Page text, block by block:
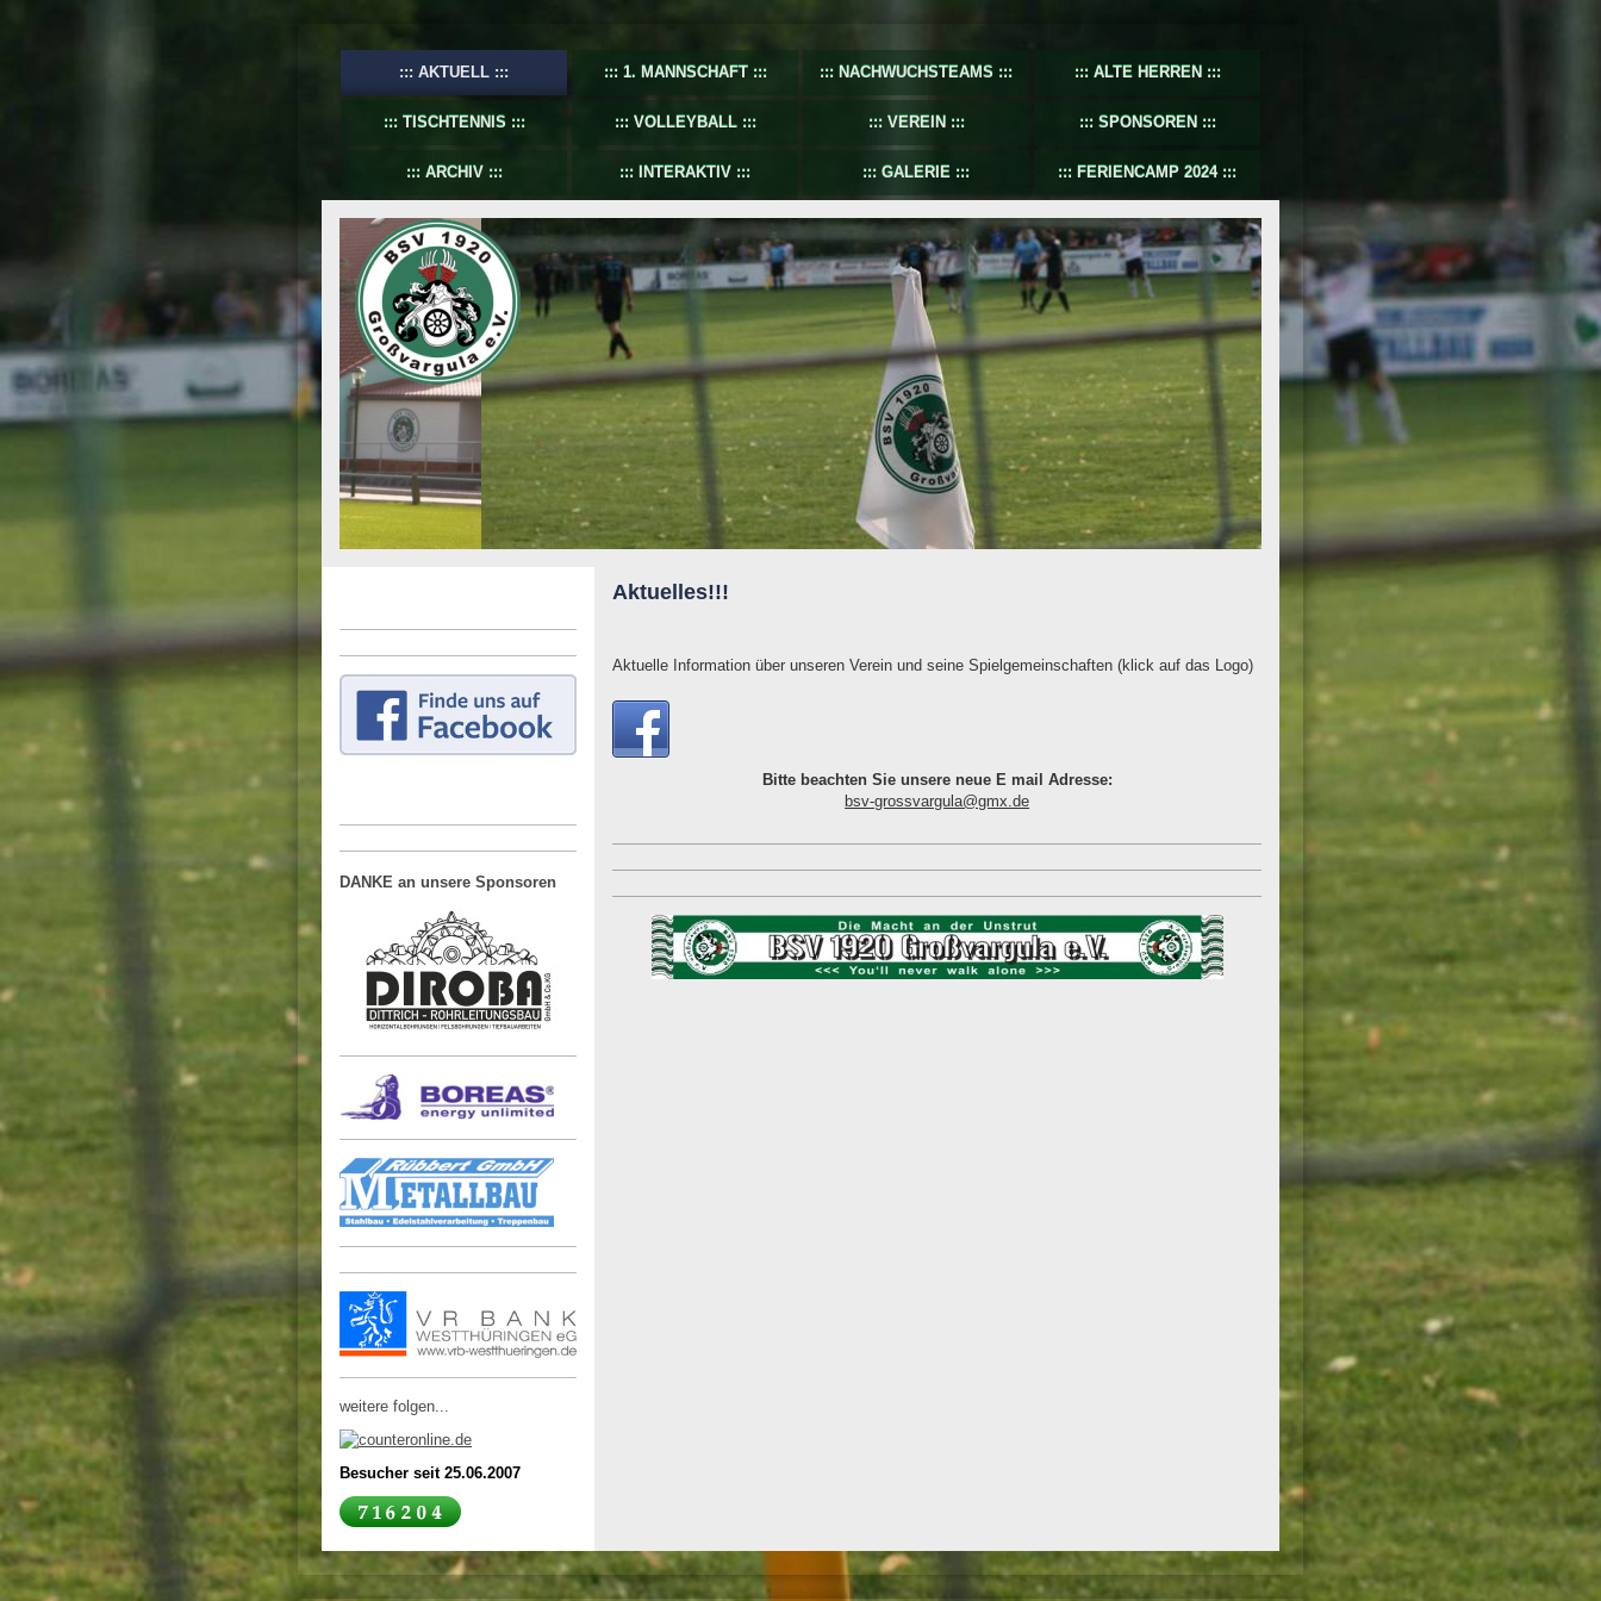
AKTUELL 1. MANNSCHAFT NACHWUCHSTEAMS ALTE HERREN
TISCHTENNIS VOLLEYBALL VEREIN SPONSOREN
ARCHIV INTERAKTIV GALERIE FERIENCAMP 2024
Aktuelles!!!
Aktuelle Information über unseren Verein und seine Spielgemeinschaften (klick auf das Logo)
Bitte beachten Sie unsere neue E mail Adresse:
bsv-grossvargula@gmx.de
DANKE an unsere Sponsoren
weitere folgen...
Besucher seit 25.06.2007